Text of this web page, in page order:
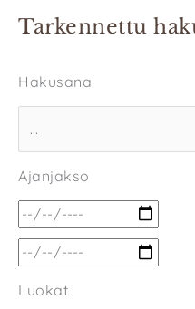
Tarkennettu
Hakusana
Ajanjakso
Luokat